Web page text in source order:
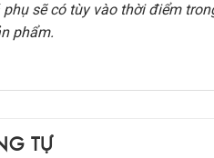
sẽ có tùy vào thời điểm
phẩm.
TỰ